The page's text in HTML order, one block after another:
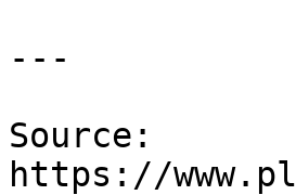
---
Source:
https://